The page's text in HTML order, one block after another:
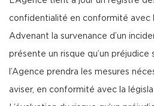
confidentialité en conformité avec
Advenant la survenance d’un
présente un risque qu’un préjudice
l’Agence prendra les mesures
aviser, en conformité avec la